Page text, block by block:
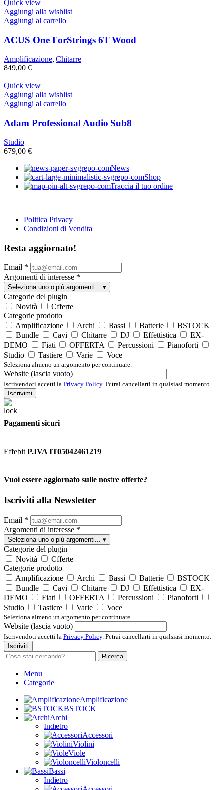
Quick view
Aggiungi alla wishlist
Aggiungi al carrello
ACUS One ForStrings 6T Wood
Amplificazione, Chitarre
849,00 €
Quick view
Aggiungi alla wishlist
Aggiungi al carrello
Adam Professional Audio Sub8
Studio
679,00 €
News
Shop
Traccia il tuo ordine
Politica Privacy
Condizioni di Vendita
Resta aggiornato!
Email *
Argomenti di interesse *
Seleziona uno o più argomenti... ▾
Categorie del plugin
Novità
Offerte
Categorie prodotto
Amplificazione
Archi Bassi Batterie
BSTOCK
Bundle
Cavi Chitarre DJ Effettistica
EX-
DEMO
Fiati OFFERTA Percussioni
Pianoforti
Studio
Tastiere Varie Voce
Seleziona almeno un argomento per continuare.
Website (lascia vuoto)
Iscrivendoti accetti la Privacy Policy. Potrai cancellarti in qualsiasi momento.
Iscrivimi
Pagamenti sicuri
Effebit P.IVA IT05042461219
Vuoi essere aggiornato sulle nostre offerte?
Iscriviti alla Newsletter
Email *
Argomenti di interesse *
Seleziona uno o più argomenti... ▾
Categorie del plugin
Novità
Offerte
Categorie prodotto
Amplificazione
Archi Bassi Batterie
BSTOCK
Bundle
Cavi Chitarre DJ Effettistica
EX-
DEMO
Fiati OFFERTA Percussioni
Pianoforti
Studio
Tastiere Varie Voce
Seleziona almeno un argomento per continuare.
Website (lascia vuoto)
Iscrivendoti accetti la Privacy Policy. Potrai cancellarti in qualsiasi momento.
Iscriviti
Ricerca
Menu
Categorie
Amplificazione
BSTOCK
Archi
Indietro
Accessori
Violini
Viole
Violoncelli
Bassi
Indietro